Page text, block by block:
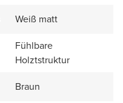
Weiß matt
Fühlbare
Holztstruktur
Braun